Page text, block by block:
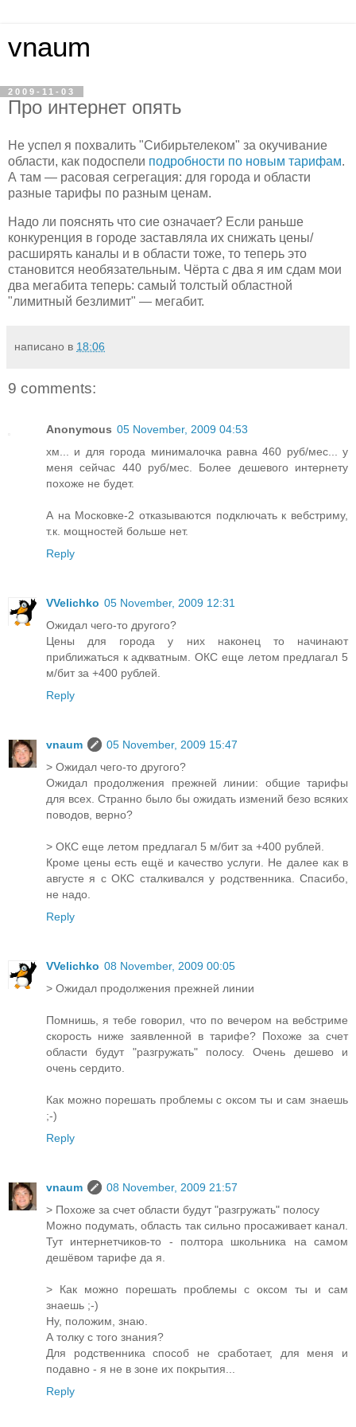
vnaum
2009-11-03
Про интернет опять
Не успел я похвалить "Сибирьтелеком" за окучивание
области, как подоспели подробности по новым тарифам.
А там — расовая сегрегация: для города и области
разные тарифы по разным ценам.
Надо ли пояснять что сие означает? Если раньше
конкуренция в городе заставляла их снижать цены/
расширять каналы и в области тоже, то теперь это
становится необязательным. Чёрта с два я им сдам мои
два мегабита теперь: самый толстый областной
"лимитный безлимит" — мегабит.
написано в 18:06
9 comments:
Anonymous 05 November, 2009 04:53
хм... и для города минималочка равна 460 руб/мес... у
меня сейчас 440 руб/мес. Более дешевого интернету
похоже не будет.
А на Московке-2 отказываются подключать к вебстриму,
т.к. мощностей больше нет.
Reply
VVelichko 05 November, 2009 12:31
Ожидал чего-то другого?
Цены для города у них наконец то начинают
приближаться к адкватным. ОКС еще летом предлагал 5
м/бит за +400 рублей.
Reply
vnaum
05 November, 2009 15:47
> Ожидал чего-то другого?
Ожидал продолжения прежней линии: общие тарифы
для всех. Странно было бы ожидать измений безо всяких
поводов, верно?
> ОКС еще летом предлагал 5 м/бит за +400 рублей.
Кроме цены есть ещё и качество услуги. Не далее как в
августе я с ОКС сталкивался у родственника. Спасибо,
не надо.
Reply
VVelichko 08 November, 2009 00:05
> Ожидал продолжения прежней линии
Помнишь, я тебе говорил, что по вечером на вебстриме
скорость ниже заявленной в тарифе? Похоже за счет
области будут "разгружать" полосу. Очень дешево и
очень сердито.
Как можно порешать проблемы с оксом ты и сам знаешь
;-)
Reply
vnaum
08 November, 2009 21:57
> Похоже за счет области будут "разгружать" полосу
Можно подумать, область так сильно просаживает канал.
Тут интернетчиков-то - полтора школьника на самом
дешёвом тарифе да я.
> Как можно порешать проблемы с оксом ты и сам
знаешь ;-)
Ну, положим, знаю.
А толку с того знания?
Для родственника способ не сработает, для меня и
подавно - я не в зоне их покрытия...
Reply